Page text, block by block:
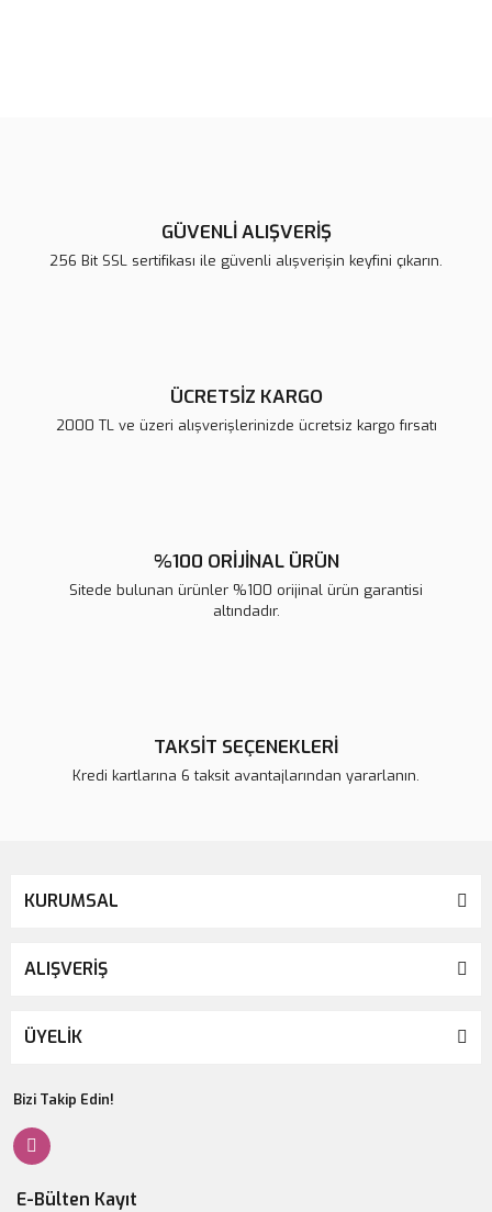
Ürün açıklamasında eksik bilgiler bulunuyor.
GÜVENLİ ALIŞVERİŞ
256 Bit SSL sertifikası ile güvenli alışverişin keyfini çıkarın.
ÜCRETSİZ KARGO
2000 TL ve üzeri alışverişlerinizde ücretsiz kargo fırsatı
%100 ORİJİNAL ÜRÜN
Sitede bulunan ürünler %100 orijinal ürün garantisi
altındadır.
TAKSİT SEÇENEKLERİ
Kredi kartlarına 6 taksit avantajlarından yararlanın.
KURUMSAL
ALIŞVERİŞ
ÜYELİK
Bizi Takip Edin!
E-Bülten Kayıt